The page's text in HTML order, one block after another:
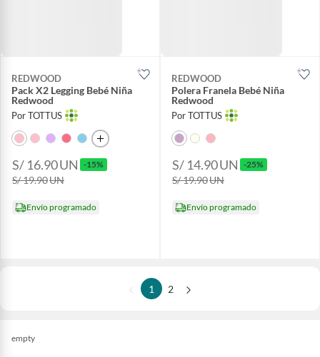
REDWOOD
Pack X2 Legging Bebé Niña
Redwood
Por TOTTUS
S/ 16.90UN -15%
S/ 19.90UN
Envío programado
REDWOOD
Polera Franela Bebé Niña
Redwood
Por TOTTUS
S/ 14.90UN -25%
S/ 19.90UN
Envío programado
1 2
empty